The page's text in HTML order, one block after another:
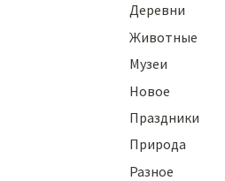
Деревни
Животные
Музеи
Новое
Праздники
Природа
Разное